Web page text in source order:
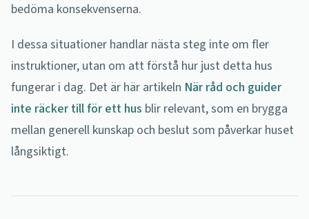
bedöma konsekvenserna.
I dessa situationer handlar nästa steg inte om fler
instruktioner, utan om att förstå hur just detta hus
fungerar i dag. Det är här artikeln När råd och guider
inte räcker till för ett hus blir relevant, som en brygga
mellan generell kunskap och beslut som påverkar huset
långsiktigt.